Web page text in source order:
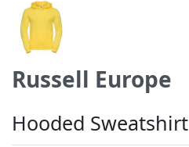
Russell Europe
Hooded Sweatshirt